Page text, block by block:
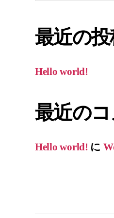
最近の
Hello world!
最近の
Hello world! に